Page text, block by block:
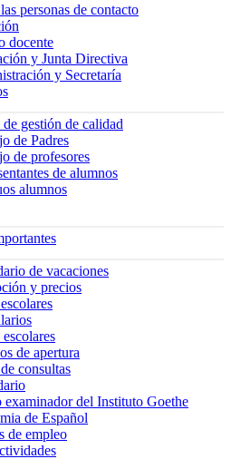
personas de contacto
docente
y Junta Directiva
y Secretaría
gestión de calidad
de Padres
de profesores
de alumnos
alumnos
de vacaciones
y precios
de apertura
consultas
examinador del Instituto Goethe
de Español
de empleo